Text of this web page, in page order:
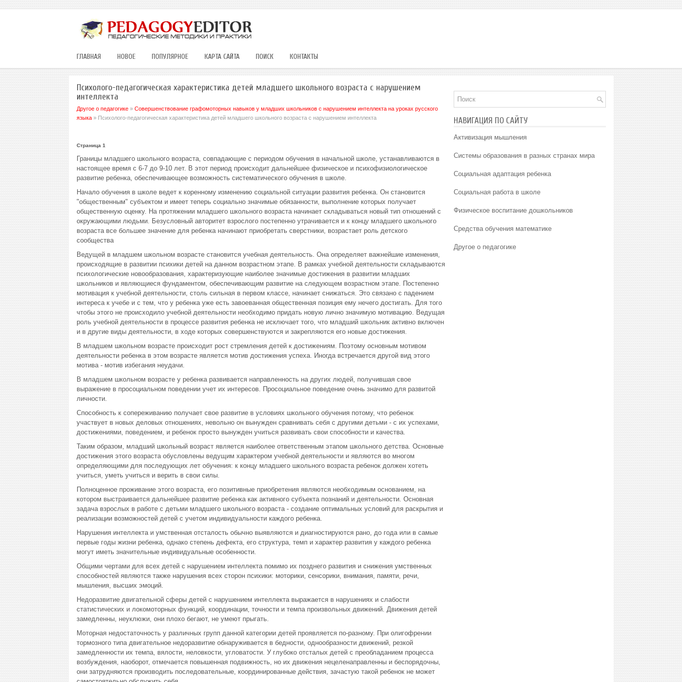
ГЛАВНАЯ НОВОЕ ПОПУЛЯРНОЕ КАРТА САЙТА ПОИСК КОНТАКТЫ
Психолого-педагогическая характеристика детей младшего школьного возраста с нарушением
интеллекта
Другое о педагогике» Совершенствование графомоторных навыков у младших школьников с нарушением интеллекта на уроках русского
языка» Психолого-педагогическая характеристика детей младшего школьного возраста с нарушением интеллекта
Страница 1
Границы младшего школьного возраста, совпадающие с периодом обучения в начальной школе, устанавливаются в
настоящее время с 6-7 до 9-10 лет. В этот период происходит дальнейшее физическое и психофизиологическое
развитие ребенка, обеспечивающее возможность систематического обучения в школе.
Начало обучения в школе ведет к коренному изменению социальной ситуации развития ребенка. Он становится
"общественным" субъектом и имеет теперь социально значимые обязанности, выполнение которых получает
общественную оценку. На протяжении младшего школьного возраста начинает складываться новый тип отношений с
окружающими людьми. Безусловный авторитет взрослого постепенно утрачивается и к концу младшего школьного
возраста все большее значение для ребенка начинают приобретать сверстники, возрастает роль детского
сообщества
Ведущей в младшем школьном возрасте становится учебная деятельность. Она определяет важнейшие изменения,
происходящие в развитии психики детей на данном возрастном этапе. В рамках учебной деятельности складываются
психологические новообразования, характеризующие наиболее значимые достижения в развитии младших
школьников и являющиеся фундаментом, обеспечивающим развитие на следующем возрастном этапе. Постепенно
мотивация к учебной деятельности, столь сильная в первом классе, начинает снижаться. Это связано с падением
интереса к учебе и с тем, что у ребенка уже есть завоеванная общественная позиция ему нечего достигать. Для того
чтобы этого не происходило учебной деятельности необходимо придать новую лично значимую мотивацию. Ведущая
роль учебной деятельности в процессе развития ребенка не исключает того, что младший школьник активно включен
и в другие виды деятельности, в ходе которых совершенствуются и закрепляются его новые достижения.
В младшем школьном возрасте происходит рост стремления детей к достижениям. Поэтому основным мотивом
деятельности ребенка в этом возрасте является мотив достижения успеха. Иногда встречается другой вид этого
мотива - мотив избегания неудачи.
В младшем школьном возрасте у ребенка развивается направленность на других людей, получившая свое
выражение в просоциальном поведении учет их интересов. Просоциальное поведение очень значимо для развитой
личности.
Способность к сопереживанию получает свое развитие в условиях школьного обучения потому, что ребенок
участвует в новых деловых отношениях, невольно он вынужден сравнивать себя с другими детьми - с их успехами,
достижениями, поведением, и ребенок просто вынужден учиться развивать свои способности и качества.
Таким образом, младший школьный возраст является наиболее ответственным этапом школьного детства. Основные
достижения этого возраста обусловлены ведущим характером учебной деятельности и являются во многом
определяющими для последующих лет обучения: к концу младшего школьного возраста ребенок должен хотеть
учиться, уметь учиться и верить в свои силы.
Полноценное проживание этого возраста, его позитивные приобретения являются необходимым основанием, на
котором выстраивается дальнейшее развитие ребенка как активного субъекта познаний и деятельности. Основная
задача взрослых в работе с детьми младшего школьного возраста - создание оптимальных условий для раскрытия и
реализации возможностей детей с учетом индивидуальности каждого ребенка.
Нарушения интеллекта и умственная отсталость обычно выявляются и диагностируются рано, до года или в самые
первые годы жизни ребенка, однако степень дефекта, его структура, темп и характер развития у каждого ребенка
могут иметь значительные индивидуальные особенности.
Общими чертами для всех детей с нарушением интеллекта помимо их позднего развития и снижения умственных
способностей являются также нарушения всех сторон психики: моторики, сенсорики, внимания, памяти, речи,
мышления, высших эмоций.
Недоразвитие двигательной сферы детей с нарушением интеллекта выражается в нарушениях и слабости
статистических и локомоторных функций, координации, точности и темпа произвольных движений. Движения детей
замедленны, неуклюжи, они плохо бегают, не умеют прыгать.
Моторная недостаточность у различных групп данной категории детей проявляется по-разному. При олигофрении
тормозного типа двигательное недоразвитие обнаруживается в бедности, однообразности движений, резкой
замедленности их темпа, вялости, неловкости, угловатости. У глубоко отсталых детей с преобладанием процесса
возбуждения, наоборот, отмечается повышенная подвижность, но их движения нецеленаправленны и беспорядочны,
они затрудняются производить последовательные, координированные действия, зачастую такой ребенок не может
НАВИГАЦИЯ ПО САЙТУ
Активизация мышления
Системы образования в разных странах мира
Социальная адаптация ребенка
Социальная работа в школе
Физическое воспитание дошкольников
Средства обучения математике
Другое о педагогике